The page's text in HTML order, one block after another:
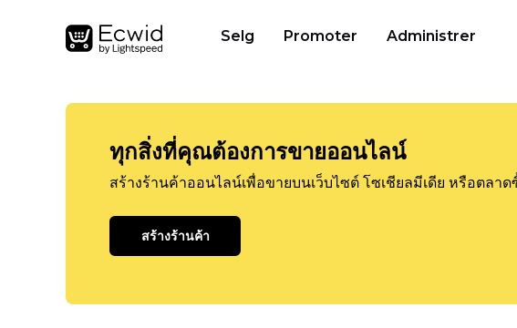
Selg Promoter Administrer
ทุกสิ่งที่คุณต้องการขายออนไลน์
สร้างร้านค้าออนไลน์เพื่อขายบนเว็บไซต์ โซเชียลมีเดีย หรือตลา
สร้างร้านค้า